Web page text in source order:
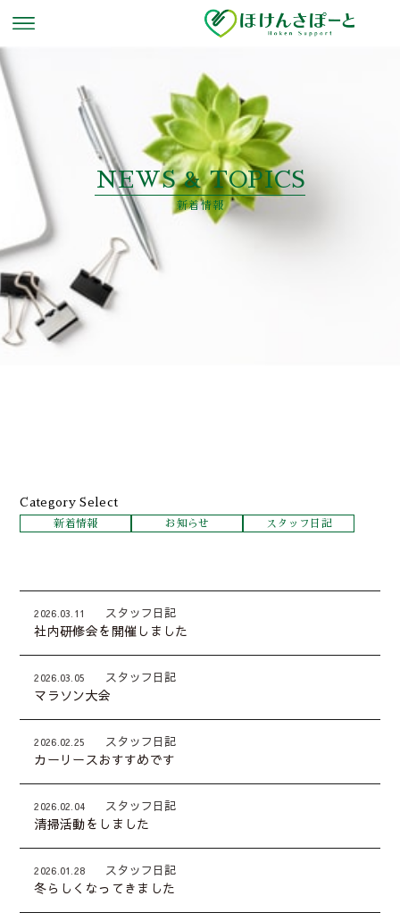
NEWS & TOPICS
新着情報
Category Select
新着情報 お知らせ スタッフ日記
2026.03.11 スタッフ日記
社内研修会を開催しました
2026.03.05 スタッフ日記
マラソン大会
2026.02.25 スタッフ日記
カーリースおすすめです
2026.02.04 スタッフ日記
清掃活動をしました
2026.01.28 スタッフ日記
冬らしくなってきました